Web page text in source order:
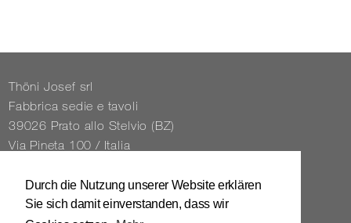
Durch die Nutzung unserer Website erklären
Sie sich damit einverstanden, dass wir
Thöni Josef srl
Fabbrica sedie e tavoli
39026 Prato allo Stelvio (BZ)
Via Pineta 100 / Italia
Tel. 0039 / 0473 / 61 62 43